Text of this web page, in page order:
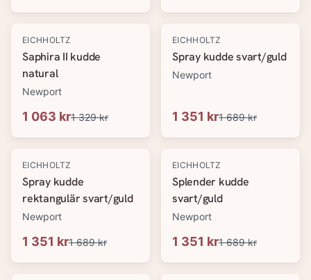
-20%
EICHHOLTZ
Saphira II kudde
natural
Newport
1 063 kr1 329 kr
-20%
EICHHOLTZ
Spray kudde svart/guld
Newport
1 351 kr1 689 kr
-20%
EICHHOLTZ
Spray kudde
rektangulär svart/guld
Newport
1 351 kr1 689 kr
-20%
EICHHOLTZ
Splender kudde
svart/guld
Newport
1 351 kr1 689 kr